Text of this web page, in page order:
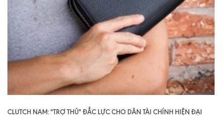
CLUTCH NAM: "TRỢ THỦ" ĐẮC LỰC CHO DÂN TÀI CHÍNH HIỆN ĐẠI